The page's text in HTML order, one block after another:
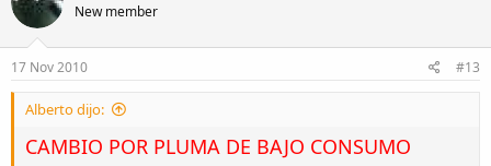
New member
17 Nov 2010 #13
Alberto dijo:
CAMBIO POR PLUMA DE BAJO CONSUMO